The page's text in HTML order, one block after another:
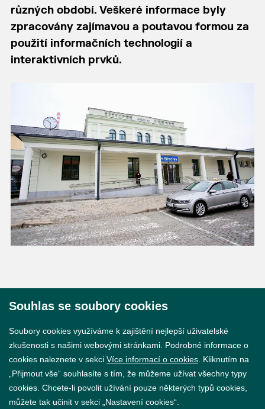
různých období. Veškeré informace byly
zpracovány zajímavou a poutavou formou za
použití informačních technologií a
interaktivních prvků.
Souhlas se soubory cookies
Soubory cookies využíváme k zajištění nejlepší uživatelské
zkušenosti s našimi webovými stránkami. Podrobné informace o
cookies naleznete v sekci Více informací o cookies . Kliknutím na
„Přijmout vše“ souhlasíte s tím, že můžeme užívat všechny typy
cookies. Chcete-li povolit užívání pouze některých typů cookies,
můžete tak učinit v sekci „Nastavení cookies“.